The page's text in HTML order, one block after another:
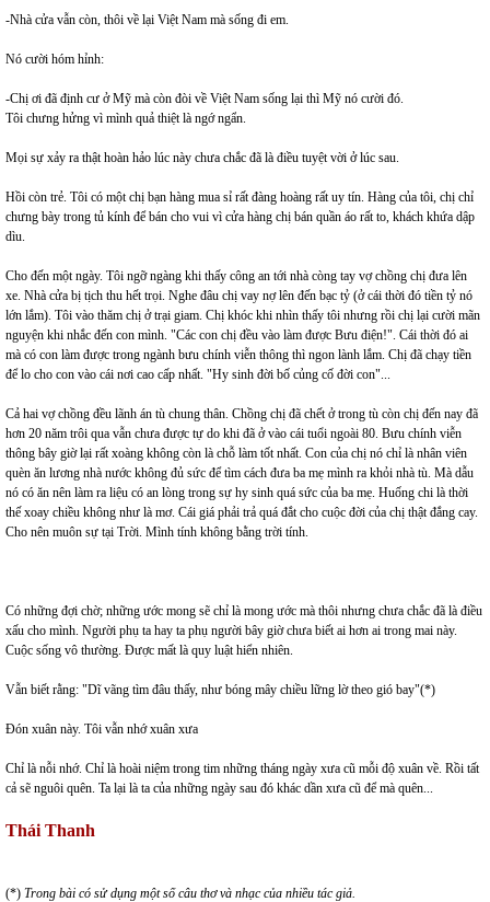
-Nhà cửa vẫn còn, thôi về lại Việt Nam mà sống đi em.
Nó cười hóm hỉnh:
-Chị ơi đã định cư ở Mỹ mà còn đòi về Việt Nam sống lại thì Mỹ nó cười đó.
Tôi chưng hửng vì mình quả thiệt là ngớ ngẩn.
Mọi sự xảy ra thật hoàn hảo lúc này chưa chắc đã là điều tuyệt vời ở lúc sau.
Hồi còn trẻ. Tôi có một chị bạn hàng mua sỉ rất đàng hoàng rất uy tín. Hàng của tôi, chị chỉ
chưng bày trong tủ kính để bán cho vui vì cửa hàng chị bán quần áo rất to, khách khứa dập
dìu.
Cho đến một ngày. Tôi ngỡ ngàng khi thấy công an tới nhà còng tay vợ chồng chị đưa lên
xe. Nhà cửa bị tịch thu hết trọi. Nghe đâu chị vay nợ lên đến bạc tỷ (ở cái thời đó tiền tỷ nó
lớn lắm). Tôi vào thăm chị ở trại giam. Chị khóc khi nhìn thấy tôi nhưng rồi chị lại cười mãn
nguyện khi nhắc đến con mình. "Các con chị đều vào làm được Bưu điện!". Cái thời đó ai
mà có con làm được trong ngành bưu chính viễn thông thì ngon lành lắm. Chị đã chạy tiền
để lo cho con vào cái nơi cao cấp nhất. "Hy sinh đời bố củng cố đời con"...
Cả hai vợ chồng đều lãnh án tù chung thân. Chồng chị đã chết ở trong tù còn chị đến nay đã
hơn 20 năm trôi qua vẫn chưa được tự do khi đã ở vào cái tuổi ngoài 80. Bưu chính viễn
thông bây giờ lại rất xoàng không còn là chỗ làm tốt nhất. Con của chị nó chỉ là nhân viên
quèn ăn lương nhà nước không đủ sức để tìm cách đưa ba mẹ mình ra khỏi nhà tù. Mà dẫu
nó có ăn nên làm ra liệu có an lòng trong sự hy sinh quá sức của ba mẹ. Huống chi là thời
thế xoay chiều không như là mơ. Cái giá phải trả quá đắt cho cuộc đời của chị thật đắng cay.
Cho nên muôn sự tại Trời. Mình tính không bằng trời tính.
Có những đợi chờ; những ước mong sẽ chỉ là mong ước mà thôi nhưng chưa chắc đã là điều
xấu cho mình. Người phụ ta hay ta phụ người bây giờ chưa biết ai hơn ai trong mai này.
Cuộc sống vô thường. Được mất là quy luật hiển nhiên.
Vẫn biết rằng: "Dĩ vãng tìm đâu thấy, như bóng mây chiều lững lờ theo gió bay"(*)
Đón xuân này. Tôi vẫn nhớ xuân xưa
Chỉ là nỗi nhớ. Chỉ là hoài niệm trong tim những tháng ngày xưa cũ mỗi độ xuân về. Rồi tất
cả sẽ nguôi quên. Ta lại là ta của những ngày sau đó khác dần xưa cũ để mà quên...
Thái Thanh
(*) Trong bài có sử dụng một số câu thơ và nhạc của nhiều tác giả.